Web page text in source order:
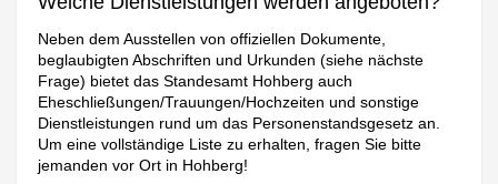
Neben dem Ausstellen von offiziellen Dokumente,
beglaubigten Abschriften und Urkunden (siehe nächste
Frage) bietet das Standesamt Hohberg auch
Eheschließungen/Trauungen/Hochzeiten und sonstige
Dienstleistungen rund um das Personenstandsgesetz an.
Um eine vollständige Liste zu erhalten, fragen Sie bitte
jemanden vor Ort in Hohberg!